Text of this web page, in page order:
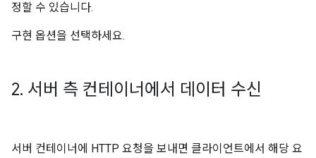
정할 수 있습니다.
구현 옵션을 선택하세요.
2. 서버 측 컨테이너에서 데이터 수신
서버 컨테이너에 HTTP 요청을 보내면 클라이언트에서 해당 요